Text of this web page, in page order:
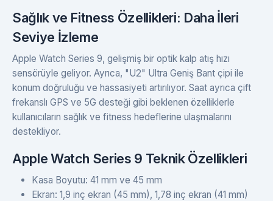
Sağlık ve Fitness Özellikleri: Daha İleri
Seviye İzleme
Apple Watch Series 9, gelişmiş bir optik kalp atış hızı
sensörüyle geliyor. Ayrıca, "U2" Ultra Geniş Bant çipi ile
konum doğruluğu ve hassasiyeti artırılıyor. Saat ayrıca çift
frekanslı GPS ve 5G desteği gibi beklenen özelliklerle
kullanıcıların sağlık ve fitness hedeflerine ulaşmalarını
destekliyor.
Apple Watch Series 9 Teknik Özellikleri
Kasa Boyutu: 41 mm ve 45 mm
Ekran: 1,9 inç ekran (45 mm), 1,78 inç ekran (41 mm)